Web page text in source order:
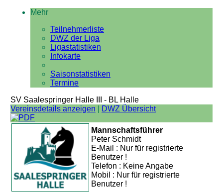
Mehr
Teilnehmerliste
DWZ der Liga
Ligastatistiken
Infokarte
Saisonstatistiken
Termine
SV Saalespringer Halle III - BL Halle
Vereinsdetails anzeigen
DWZ Übersicht
Mannschaftsführer
Peter Schmidt
E-Mail : Nur für registrierte
Benutzer !
Telefon : Keine Angabe
Mobil : Nur für registrierte
Benutzer !